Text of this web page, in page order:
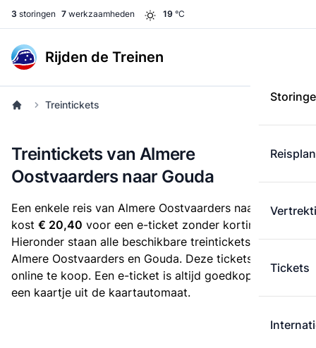
3 storingen 7 werkzaamheden 19 °C
Rijden de Treinen
Tickets
Treintickets
Treintickets van Almere
Oostvaarders naar Gouda
Een enkele reis van Almere Oostvaarders naar Gouda
kost € 20,40 voor een e-ticket zonder korting.
Hieronder staan alle beschikbare treintickets tussen
Almere Oostvaarders en Gouda. Deze tickets zijn
online te koop. Een e-ticket is altijd goedkoper dan
een kaartje uit de kaartautomaat.